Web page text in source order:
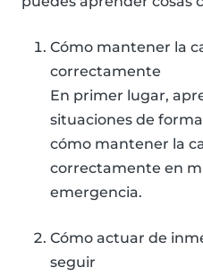
Cómo mantener la
correctamente
En primer lugar,
situaciones de
cómo mantener la
correctamente en
emergencia.
Cómo actuar de
seguir